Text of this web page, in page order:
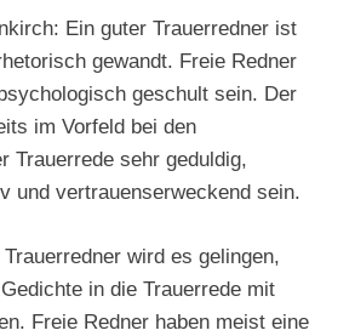
Ein guter Trauerredner ist
gewandt. Freie Redner
geschult sein. Der
im Vorfeld bei den
Trauerrede sehr geduldig,
und vertrauenserweckend sein.
wird es gelingen,
in die Trauerrede mit
Freie Redner haben meist eine